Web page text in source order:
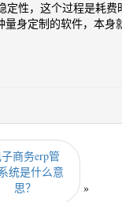
定性，这个过程是耗
量身定制的软件，本
商务erp管
统是什么意
思？
»